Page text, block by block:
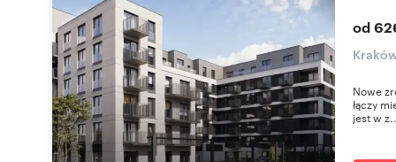
od
Nowe
łączy
jest w